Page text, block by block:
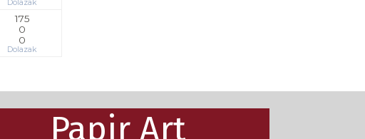
175
0
0
Dolazak
Papir Art